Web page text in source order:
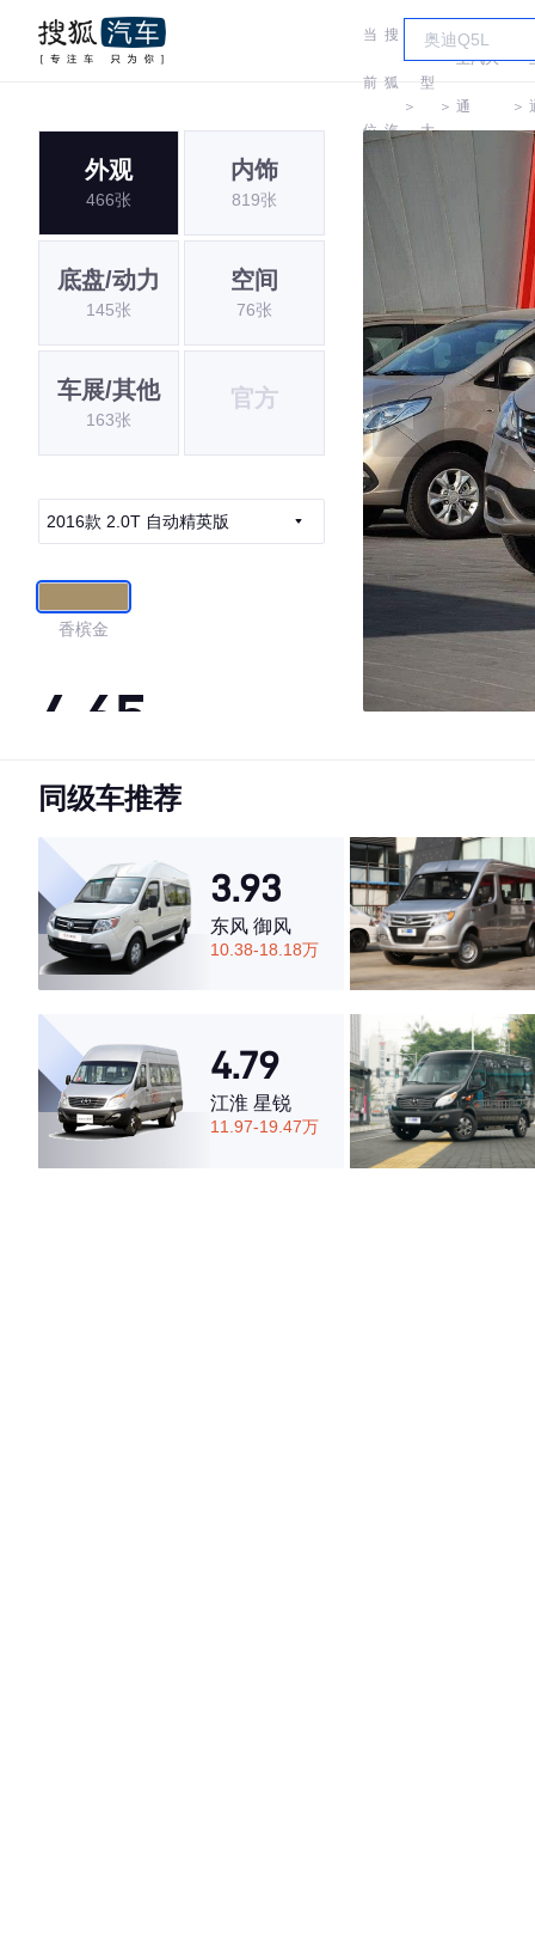
当
前
位
搜
狐
汽
车
＞
车
型
大
＞
上汽大
通 ＞
外观
466张
内饰
819张
底盘/动力
145张
空间
76张
车展/其他
163张
官方
2016款 2.0T 自动精英版
香槟金
4.65
·外观表现一般，低于57%同级车
·空间表现较为优秀，优于52%同级车
同级车推荐
3.93
东风 御风
10.38-18.18万
4.79
江淮 星锐
11.97-19.47万